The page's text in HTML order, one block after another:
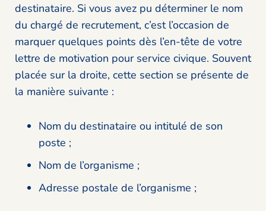
destinataire. Si vous avez pu déterminer le nom
du chargé de recrutement, c’est l’occasion de
marquer quelques points dès l’en-tête de votre
lettre de motivation pour service civique. Souvent
placée sur la droite, cette section se présente de
la manière suivante :
Nom du destinataire ou intitulé de son
poste ;
Nom de l’organisme ;
Adresse postale de l’organisme ;